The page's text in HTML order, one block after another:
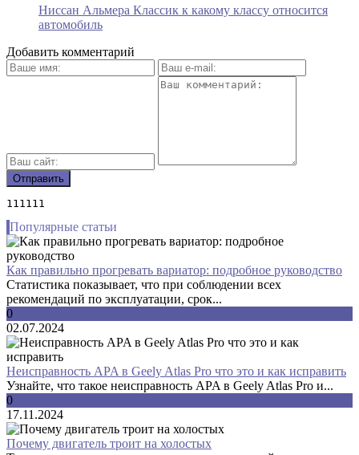
Ниссан Альмера Классик к какому классу относится
автомобиль
Добавить комментарий
111111
Популярные статьи
Как правильно прогревать вариатор: подробное руководство
Статистика показывает, что при соблюдении всех
рекомендаций по эксплуатации, срок...
0
02.07.2024
Неисправность APA в Geely Atlas Pro что это и как исправить
Узнайте, что такое неисправность APA в Geely Atlas Pro и...
0
17.11.2024
Почему двигатель троит на холостых